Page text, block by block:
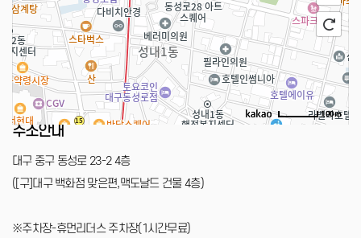
100m
주소안내
대구 중구 동성로 23-2 4층
([구]대구 백화점 맞은편,맥도날드 건물 4층)
※주차장-휴먼리더스 주차장(1시간무료)